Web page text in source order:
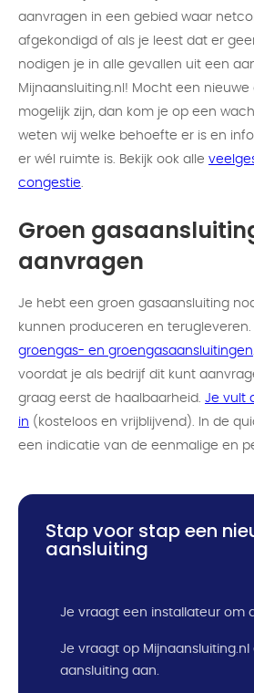
aanvragen in een gebied waar
afgekondigd of als je leest dat er
nodigen je in alle gevallen uit een
Mijnaansluiting.nl! Mocht een
mogelijk zijn, dan kom je op een
weten wij welke behoefte er is en
er wél ruimte is. Bekijk ook alle
congestie.
Groen
aanvragen
Je hebt een groen gasaansluiting
kunnen produceren en
groengas- en groengasaansluitingen
voordat je als bedrijf dit kunt
graag eerst de haalbaarheid. Je vult
in (kosteloos en vrijblijvend). In de
een indicatie van de eenmalige en
Stap voor stap een
aansluiting
Je vraagt een installateur om
Je vraagt op Mijnaansluiting.nl
aansluiting aan.